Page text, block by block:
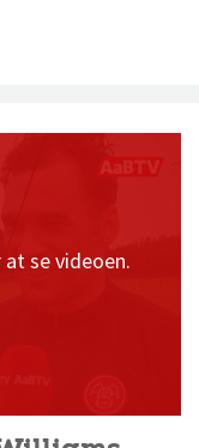
se videoen.